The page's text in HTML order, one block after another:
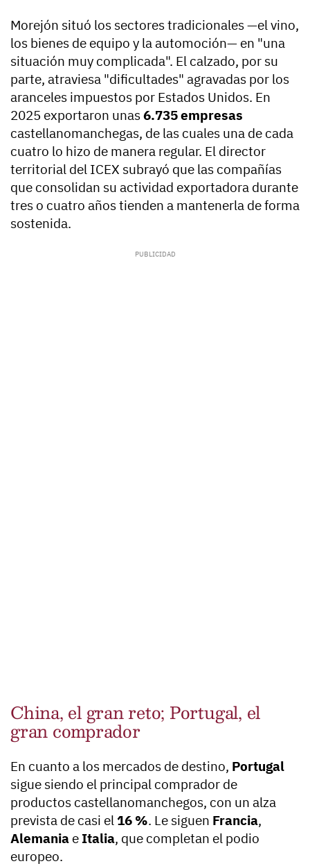
Morejón situó los sectores tradicionales —el vino,
los bienes de equipo y la automoción— en "una
situación muy complicada". El calzado, por su
parte, atraviesa "dificultades" agravadas por los
aranceles impuestos por Estados Unidos. En
2025 exportaron unas6.735 empresas
castellanomanchegas, de las cuales una de cada
cuatro lo hizo de manera regular. El director
territorial del ICEX subrayó que las compañías
que consolidan su actividad exportadora durante
tres o cuatro años tienden a mantenerla de forma
sostenida.
China, el gran reto; Portugal, el
gran comprador
En cuanto a los mercados de destino, Portugal
sigue siendo el principal comprador de
productos castellanomanchegos, con un alza
prevista de casi el 16 %. Le siguen Francia,
Alemania e Italia, que completan el podio
europeo.